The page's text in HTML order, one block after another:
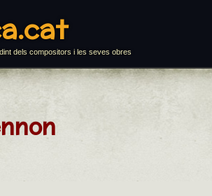
dels compositors i les seves obres